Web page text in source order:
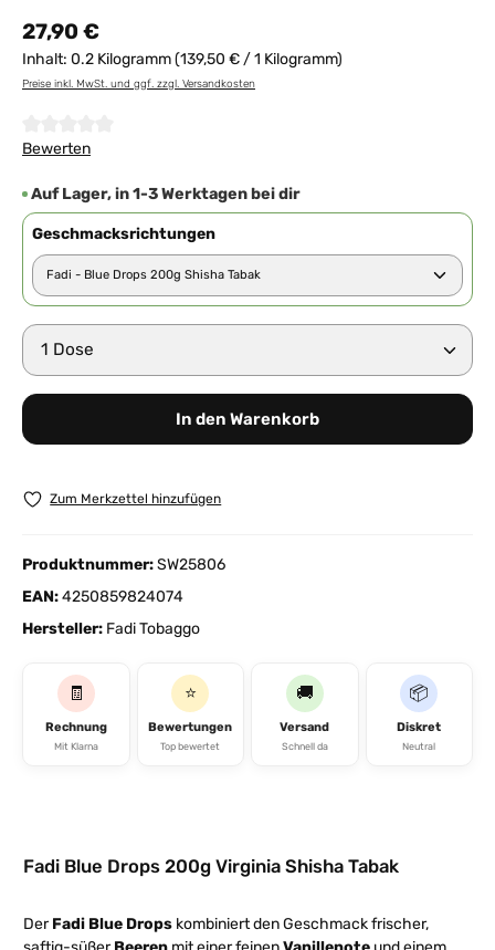
27,90 €
Inhalt: 0.2 Kilogramm(139,50 € / 1 Kilogramm)
Preise inkl. MwSt. und ggf. zzgl. Versandkosten
Durchschnittliche Bewertung von 0 von 5 Sternen
Bewerten
Auf Lager, in 1-3 Werktagen bei dir
Geschmacksrichtungen
Produkt Anzahl: Gib den gewünschten Wert ein
In den Warenkorb
Zum Merkzettel hinzufügen
Produktnummer:SW25806
EAN:4250859824074
Hersteller: Fadi Tobaggo
🧾
Rechnung
Mit Klarna
⭐
Bewertungen
Top bewertet
🚚
Versand
Schnell da
📦
Diskret
Neutral
Fadi Blue Drops 200g Virginia Shisha Tabak
DerFadi Blue Drops kombiniert den Geschmack frischer,